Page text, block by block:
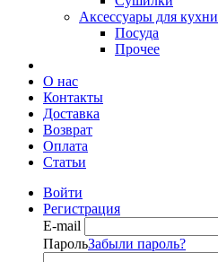
Аксессуары для кухни
Посуда
Прочее
О нас
Контакты
Доставка
Возврат
Оплата
Статьи
Войти
Регистрация
E-mail
ПарольЗабыли пароль?